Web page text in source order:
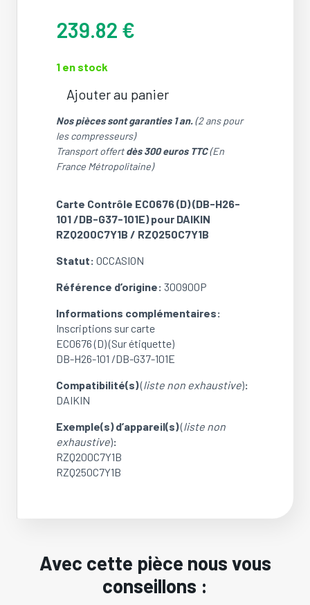
239.82 €
1 en stock
quantité
de
Carte
Contrôle
EC0676
H26-
101
/DB-
101E)
pour
RZQ200C7Y1B
/
RZQ250C7Y1B
(Réf:
(OCCASION)
Ajouter au panier
Nos pièces sont garanties 1 an.(2 ans pour
les compresseurs)
Transport offertdès 300 euros TTC(En
France Métropolitaine)
Carte Contrôle EC0676 (D) (DB-H26-
101 /DB-G37-101E) pour DAIKIN
RZQ200C7Y1B / RZQ250C7Y1B
Statut: OCCASION
Référence d’origine: 300900P
Informations complémentaires:
Inscriptions sur carte
EC0676 (D) (Sur étiquette)
DB-H26-101 /DB-G37-101E
Compatibilité(s)(liste non exhaustive):
DAIKIN
Exemple(s) d’appareil(s)(liste non
exhaustive):
RZQ200C7Y1B
RZQ250C7Y1B
Avec cette pièce nous vous
conseillons :